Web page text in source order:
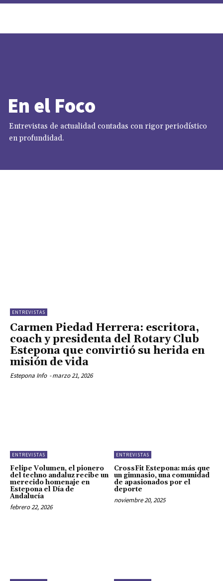
En el Foco
Entrevistas de actualidad contadas con rigor periodístico
en profundidad.
ENTREVISTAS
Carmen Piedad Herrera: escritora,
coach y presidenta del Rotary Club
Estepona que convirtió su herida en
misión de vida
Estepona Info -marzo 21, 2026
ENTREVISTAS
Felipe Volumen, el pionero
del techno andaluz recibe un
merecido homenaje en
Estepona el Día de
Andalucía
febrero 22, 2026
ENTREVISTAS
CrossFit Estepona: más que
un gimnasio, una comunidad
de apasionados por el
deporte
noviembre 20, 2025